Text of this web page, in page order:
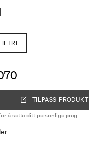
TILPASS PRODUKT
å sette ditt personlige preg.